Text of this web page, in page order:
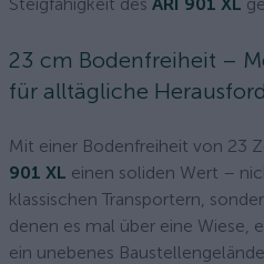
23 cm Bodenfreiheit –
für alltägliche
Mit einer Bodenfreiheit von 23
901 XL einen soliden Wert –
klassischen Transportern,
denen es mal über eine Wiese,
ein unebenes